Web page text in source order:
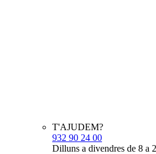
T'AJUDEM?
932 90 24 00
Dilluns a divendres de 8 a